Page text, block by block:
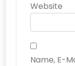
Website
Name, E-